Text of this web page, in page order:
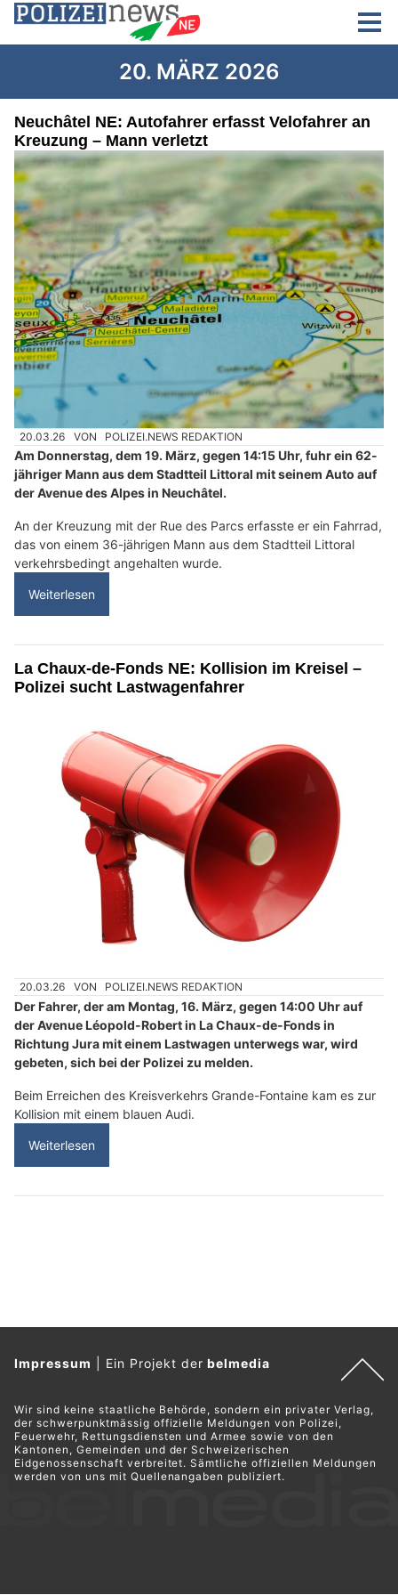
20. MÄRZ 2026
Neuchâtel NE: Autofahrer erfasst Velofahrer an
Kreuzung – Mann verletzt
20.03.26 VON POLIZEI.NEWS REDAKTION
Am Donnerstag, dem 19. März, gegen 14:15 Uhr, fuhr ein 62-
jähriger Mann aus dem Stadtteil Littoral mit seinem Auto auf
der Avenue des Alpes in Neuchâtel.
An der Kreuzung mit der Rue des Parcs erfasste er ein Fahrrad,
das von einem 36-jährigen Mann aus dem Stadtteil Littoral
verkehrsbedingt angehalten wurde.
Weiterlesen
La Chaux-de-Fonds NE: Kollision im Kreisel –
Polizei sucht Lastwagenfahrer
20.03.26 VON POLIZEI.NEWS REDAKTION
Der Fahrer, der am Montag, 16. März, gegen 14:00 Uhr auf
der Avenue Léopold-Robert in La Chaux-de-Fonds in
Richtung Jura mit einem Lastwagen unterwegs war, wird
gebeten, sich bei der Polizei zu melden.
Beim Erreichen des Kreisverkehrs Grande-Fontaine kam es zur
Kollision mit einem blauen Audi.
Weiterlesen
Impressum Ein Projekt derbelmedia
Wir sind keine staatliche Behörde, sondern ein privater Verlag,
der schwerpunktmässig offizielle Meldungen von Polizei,
Feuerwehr, Rettungsdiensten und Armee sowie von den
Kantonen, Gemeinden und der Schweizerischen
Eidgenossenschaft verbreitet. Sämtliche offiziellen Meldungen
werden von uns mit Quellenangaben publiziert.